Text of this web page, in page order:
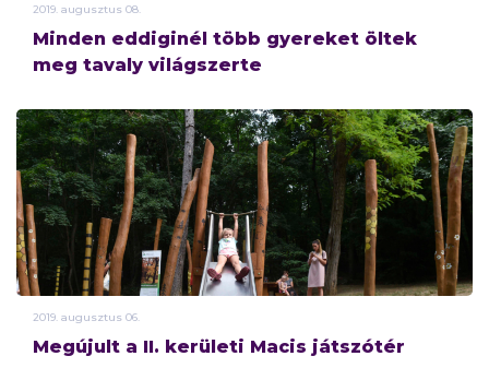
2019. augusztus 08.
Minden eddiginél több gyereket öltek
meg tavaly világszerte
2019. augusztus 06.
Megújult a II. kerületi Macis játszótér